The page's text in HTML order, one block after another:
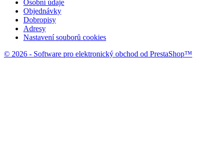
Osobní údaje
Objednávky
Dobropisy
Adresy
Nastavení souborů cookies
© 2026 - Software pro elektronický obchod od PrestaShop™